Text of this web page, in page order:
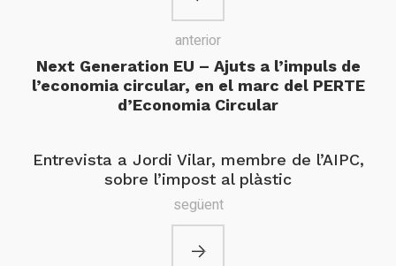
Next Generation EU – Ajuts a l’impuls de
l’economia circular, en el marc del PERTE
d’Economia Circular
anterior
Entrevista a Jordi Vilar, membre de l’AIPC,
sobre l’impost al plàstic
següent